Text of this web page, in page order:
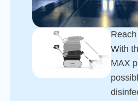
With
MAX